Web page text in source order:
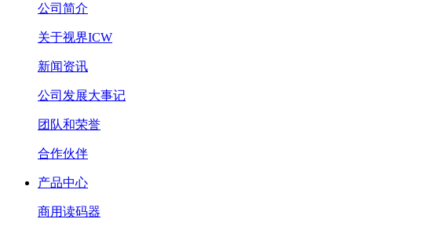
公司简介
关于视界ICW
新闻资讯
公司发展大事记
团队和荣誉
合作伙伴
产品中心
商用读码器